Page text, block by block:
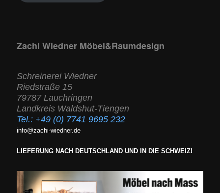
Zachi Wiedner Möbel&Raumdesign
Schreinerei Wiedner
Riedstraße 15
79787 Lauchringen
Landkreis Waldshut-Tiengen
Tel.: +49 (0) 7741 9695 232
info@zachi-wiedner.de
LIEFERUNG NACH DEUTSCHLAND UND IN DIE SCHWEIZ!